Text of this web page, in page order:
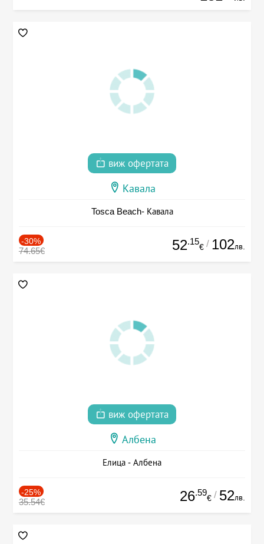
виж офертата
Кавала
Tosca Beach- Кавала
-30%
74.65€ 52.15
€ / 102лв.
виж офертата
Албена
Елица - Албена
-25%
35.54€ 26.59
€ / 52лв.